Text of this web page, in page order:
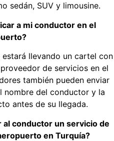
sedán, SUV y limousine.
a mi conductor en el
llevando un cartel con
de servicios en el
también pueden enviar
nombre del conductor y la
antes de su llegada.
al conductor un servicio de
en Turquía?